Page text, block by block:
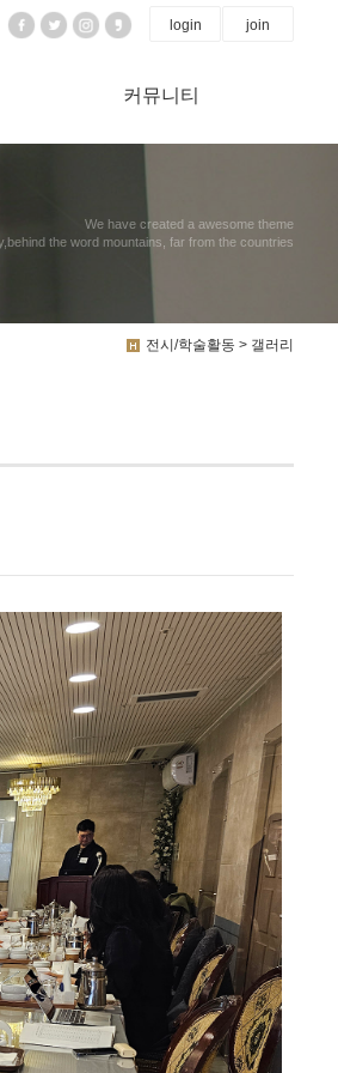
login join
커뮤니티
We have created a awesome theme
the word mountains, far from the countries
전시/학술활동 > 갤러리